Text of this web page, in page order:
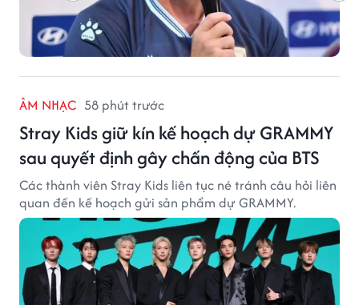
ÂM NHẠC 58 phút trước
Stray Kids giữ kín kế hoạch dự GRAMMY
sau quyết định gây chấn động của BTS
Các thành viên Stray Kids liên tục né tránh câu hỏi liên
quan đến kế hoạch gửi sản phẩm dự GRAMMY.